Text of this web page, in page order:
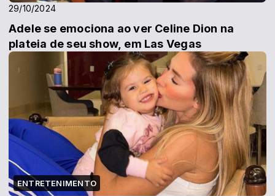
29/10/2024
Adele se emociona ao ver Celine Dion na
plateia de seu show, em Las Vegas
ENTRETENIMENTO